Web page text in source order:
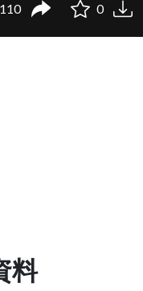
110 0
料